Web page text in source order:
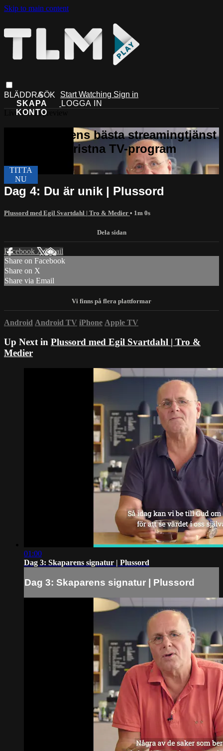
Skip to main content
Start Watching Sign in
Live stream preview
Dag 4: Du är unik | Plussord
Plussord med Egil Svartdahl | Tro & Medier • 1m 0s
Facebook XEmail
Share on Facebook
Share on X
Share via Email
Android Android TV iPhone Apple TV
Up Next in Plussord med Egil Svartdahl | Tro &
Medier
01:00
Dag 3: Skaparens signatur | Plussord
Dag 3: Skaparens signatur | Plussord